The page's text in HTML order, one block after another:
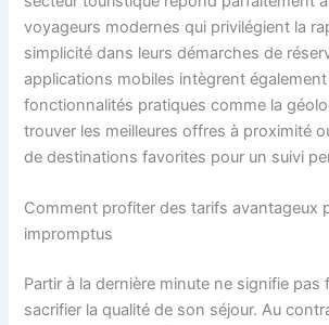
voyageurs modernes qui privilégient la
simplicité dans leurs démarches de
applications mobiles intègrent
fonctionnalités pratiques comme la
trouver les meilleures offres à proximité
de destinations favorites pour un suivi
Comment profiter des tarifs avantageux
impromptus
Partir à la dernière minute ne signifie pas
sacrifier la qualité de son séjour. Au